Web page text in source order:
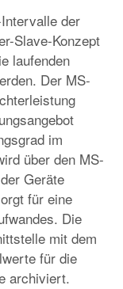
der
Slave-Konzept
laufenden
Der MS-
im
über den MS-
Geräte
für eine
Die
mit dem
für die
archiviert.